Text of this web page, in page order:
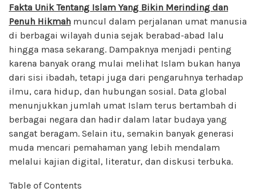
Fakta Unik Tentang Islam Yang Bikin Merinding dan
Penuh Hikmah muncul dalam perjalanan umat manusia
di berbagai wilayah dunia sejak berabad-abad lalu
hingga masa sekarang. Dampaknya menjadi penting
karena banyak orang mulai melihat Islam bukan hanya
dari sisi ibadah, tetapi juga dari pengaruhnya terhadap
ilmu, cara hidup, dan hubungan sosial. Data global
menunjukkan jumlah umat Islam terus bertambah di
berbagai negara dan hadir dalam latar budaya yang
sangat beragam. Selain itu, semakin banyak generasi
muda mencari pemahaman yang lebih mendalam
melalui kajian digital, literatur, dan diskusi terbuka.
Table of Contents